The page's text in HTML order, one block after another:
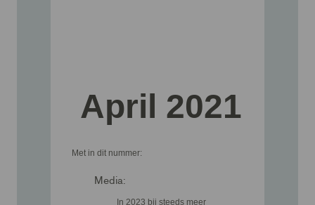
April 2021
Met in dit nummer:
Media:
In 2023 bij steeds meer